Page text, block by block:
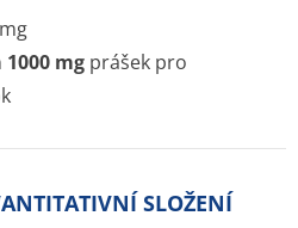
mg prášek pro
SLOŽENÍ